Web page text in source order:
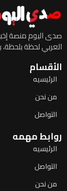
صدى اليوم منصة
العربي لحظة
الأقسام
الرئيسيه
من نحن
التواصل
روابط مهمه
الرئيسيه
التواصل
من نحن